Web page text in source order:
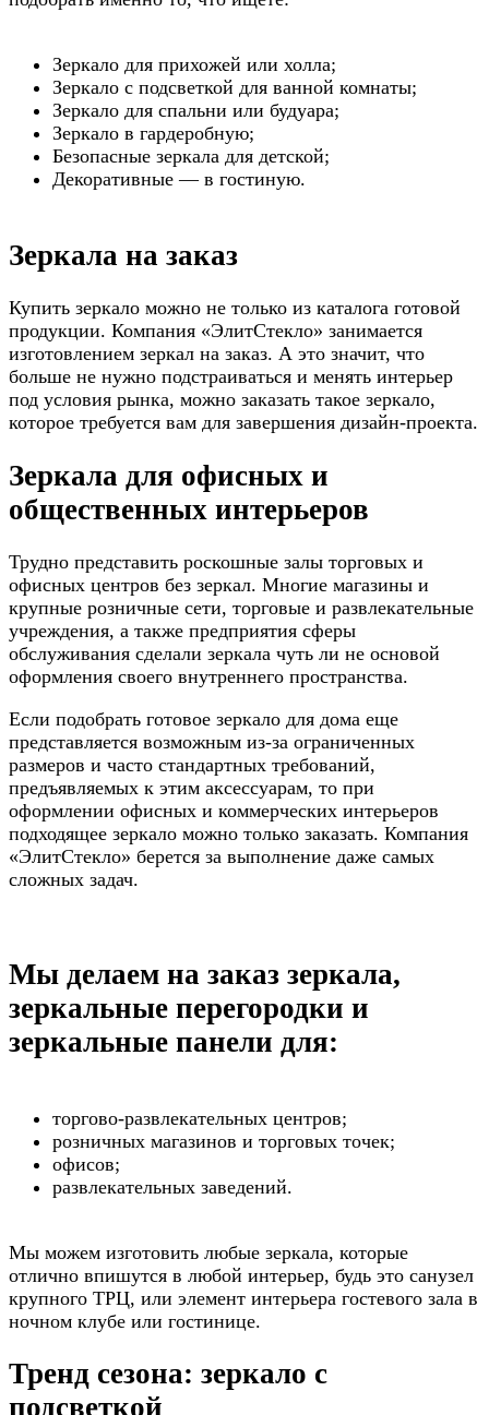
Зеркало для прихожей или холла;
Зеркало с подсветкой для ванной комнаты;
Зеркало для спальни или будуара;
Зеркало в гардеробную;
Безопасные зеркала для детской;
Декоративные — в гостиную.
Зеркала на заказ
Купить зеркало можно не только из каталога готовой
продукции. Компания «ЭлитСтекло» занимается
изготовлением зеркал на заказ. А это значит, что
больше не нужно подстраиваться и менять интерьер
под условия рынка, можно заказать такое зеркало,
которое требуется вам для завершения дизайн-проекта.
Зеркала для офисных и
общественных интерьеров
Трудно представить роскошные залы торговых и
офисных центров без зеркал. Многие магазины и
крупные розничные сети, торговые и развлекательные
учреждения, а также предприятия сферы
обслуживания сделали зеркала чуть ли не основой
оформления своего внутреннего пространства.
Если подобрать готовое зеркало для дома еще
представляется возможным из-за ограниченных
размеров и часто стандартных требований,
предъявляемых к этим аксессуарам, то при
оформлении офисных и коммерческих интерьеров
подходящее зеркало можно только заказать. Компания
«ЭлитСтекло» берется за выполнение даже самых
сложных задач.
Мы делаем на заказ зеркала,
зеркальные перегородки и
зеркальные панели для:
торгово-развлекательных центров;
розничных магазинов и торговых точек;
офисов;
развлекательных заведений.
Мы можем изготовить любые зеркала, которые
отлично впишутся в любой интерьер, будь это санузел
крупного ТРЦ, или элемент интерьера гостевого зала в
ночном клубе или гостинице.
Тренд сезона: зеркало с
подсветкой